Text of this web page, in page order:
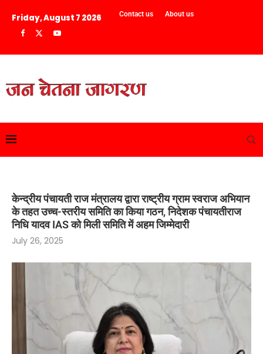
Friday, August 7 2026 Contact us About us
केन्द्रीय पंचायती राज मंत्रालय द्वारा राष्ट्रीय ग्राम स्वराज अभियान
के तहत उच्च-स्तरीय समिति का किया गठन, निदेशक पंचायतीराज
निधि यादव IAS को मिली समिति में अहम जिम्मेदारी
July 26, 2025